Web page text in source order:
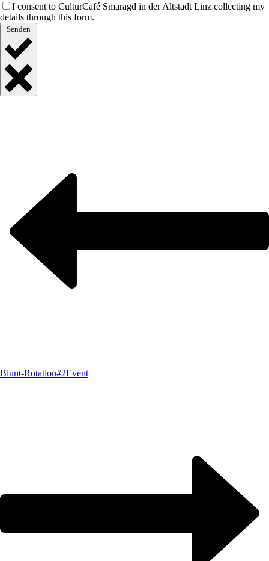
I consent to CulturCafé Smaragd in der Altstadt Linz collecting my
details through this form.
Senden
Blunt-Rotation#2Event